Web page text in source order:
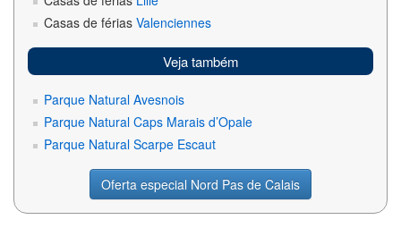
Casas de férias Valenciennes
Veja também
Parque Natural Avesnois
Parque Natural Caps Marais d’Opale
Parque Natural Scarpe Escaut
Oferta especial Nord Pas de Calais